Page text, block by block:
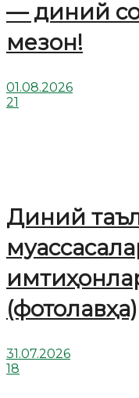
— диний
мезон!
01.08.2026
21
Диний
(фотолавҳа)
31.07.2026
18